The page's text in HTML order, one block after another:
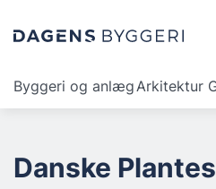
Byggeri og anlægArkitektur
Danske